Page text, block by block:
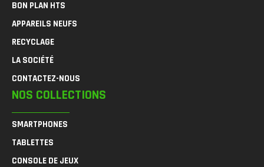
BON PLAN HTS
APPAREILS NEUFS
RECYCLAGE
LA SOCIÉTÉ
CONTACTEZ-NOUS
NOS COLLECTIONS
SMARTPHONES
TABLETTES
CONSOLE DE JEUX